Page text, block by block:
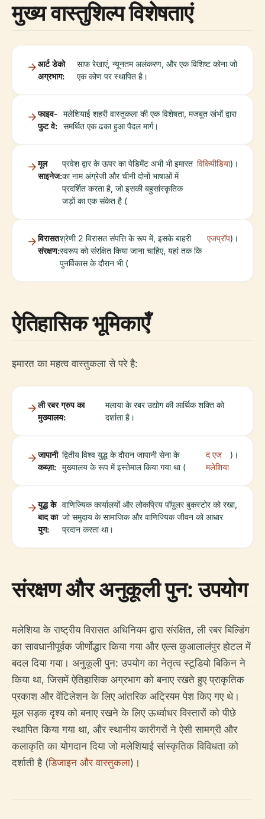
मुख्य वास्तुशिल्प विशेषताएं
आर्ट डेको
अग्रभाग:
साफ रेखाएं, न्यूनतम अलंकरण, और एक विशिष्ट कोना जो
एक कोण पर स्थापित है।
फाइव-
फुट वे:
मलेशियाई शहरी वास्तुकला की एक विशेषता, मजबूत खंभों द्वारा
समर्थित एक ढका हुआ पैदल मार्ग।
मूल
साइनेज:
प्रवेश द्वार के ऊपर का पेडिमेंट अभी भी इमारत
का नाम अंग्रेजी और चीनी दोनों भाषाओं में
प्रदर्शित करता है, जो इसकी बहुसांस्कृतिक
जड़ों का एक संकेत है (
विकिपीडिया)।
विरासत
संरक्षण:
श्रेणी 2 विरासत संपत्ति के रूप में, इसके बाहरी
स्वरूप को संरक्षित किया जाना चाहिए, यहां तक कि
पुनर्विकास के दौरान भी (
एजप्रॉप)।
ऐतिहासिक भूमिकाएँ
इमारत का महत्व वास्तुकला से परे है:
ली रबर ग्रुप का
मुख्यालय:
मलाया के रबर उद्योग की आर्थिक शक्ति को
दर्शाता है।
जापानी
कब्ज़ा:
द्वितीय विश्व युद्ध के दौरान जापानी सेना के
मुख्यालय के रूप में इस्तेमाल किया गया था (
द एज
मलेशिया
)।
युद्ध के
बाद का
युग:
वाणिज्यिक कार्यालयों और लोकप्रिय पॉपुलर बुकस्टोर को रखा,
जो समुदाय के सामाजिक और वाणिज्यिक जीवन को आधार
प्रदान करता था।
संरक्षण और अनुकूली पुन: उपयोग
मलेशिया के राष्ट्रीय विरासत अधिनियम द्वारा संरक्षित, ली रबर बिल्डिंग
का सावधानीपूर्वक जीर्णोद्धार किया गया और एल्स कुआलालंपुर होटल में
बदल दिया गया। अनुकूली पुन: उपयोग का नेतृत्व स्टूडियो बिकिन ने
किया था, जिसमें ऐतिहासिक अग्रभाग को बनाए रखते हुए प्राकृतिक
प्रकाश और वेंटिलेशन के लिए आंतरिक अट्रियम पेश किए गए थे।
मूल सड़क दृश्य को बनाए रखने के लिए ऊर्ध्वाधर विस्तारों को पीछे
स्थापित किया गया था, और स्थानीय कारीगरों ने ऐसी सामग्री और
कलाकृति का योगदान दिया जो मलेशियाई सांस्कृतिक विविधता को
दर्शाती है (डिजाइन और वास्तुकला)।